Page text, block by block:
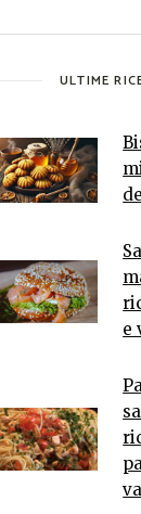
ULTIME
e